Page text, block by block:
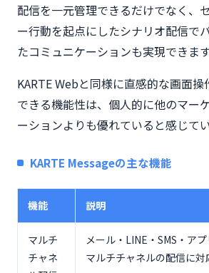
配信を一元管理できるだけでなく、
ー行動を起点にしたシナリオ配信で
たコミュニケーションも実現できます
KARTE Webと同様に直感的な画面
できる機能性は、個人的に他のマー
ーションよりも優れていると感じてい
KARTE Messageの主な機能
機能 説明
マルチ
チャネ
メール・LINE・SMS・アプ
マルチチャネルの配信に対